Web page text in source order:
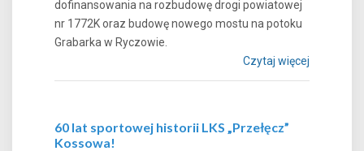
dofinansowania na rozbudowę drogi powiatowej
nr 1772K oraz budowę nowego mostu na potoku
Grabarka w Ryczowie.
Czytaj więcej
60 lat sportowej historii LKS „Przełęcz”
Kossowa!